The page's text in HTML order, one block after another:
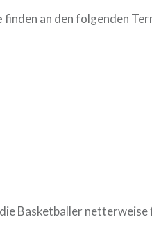
finden an den folgenden
Basketballer